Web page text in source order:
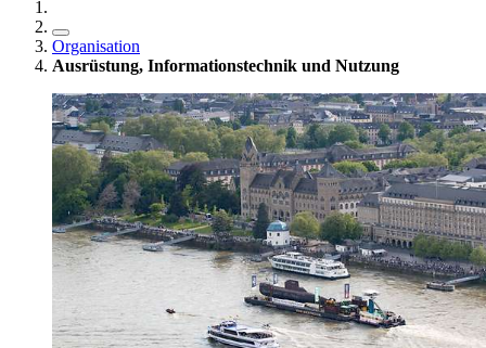
Organisation
Ausrüstung, Informationstechnik und Nutzung